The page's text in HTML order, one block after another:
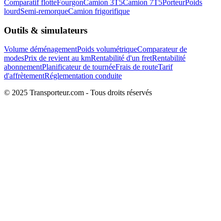
Comparatif flotteFourgonCamion 3T5Camion 7T5PorteurPoids
lourdSemi-remorqueCamion frigorifique
Outils & simulateurs
Volume déménagementPoids volumétriqueComparateur de
modesPrix de revient au kmRentabilité d'un fretRentabilité
abonnementPlanificateur de tournéeFrais de routeTarif
d'affrètementRéglementation conduite
© 2025 Transporteur.com - Tous droits réservés